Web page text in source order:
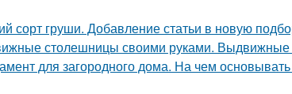
сорт груши. Добавление статьи в новую
столешницы своими руками. Выдвижные
для загородного дома. На чем